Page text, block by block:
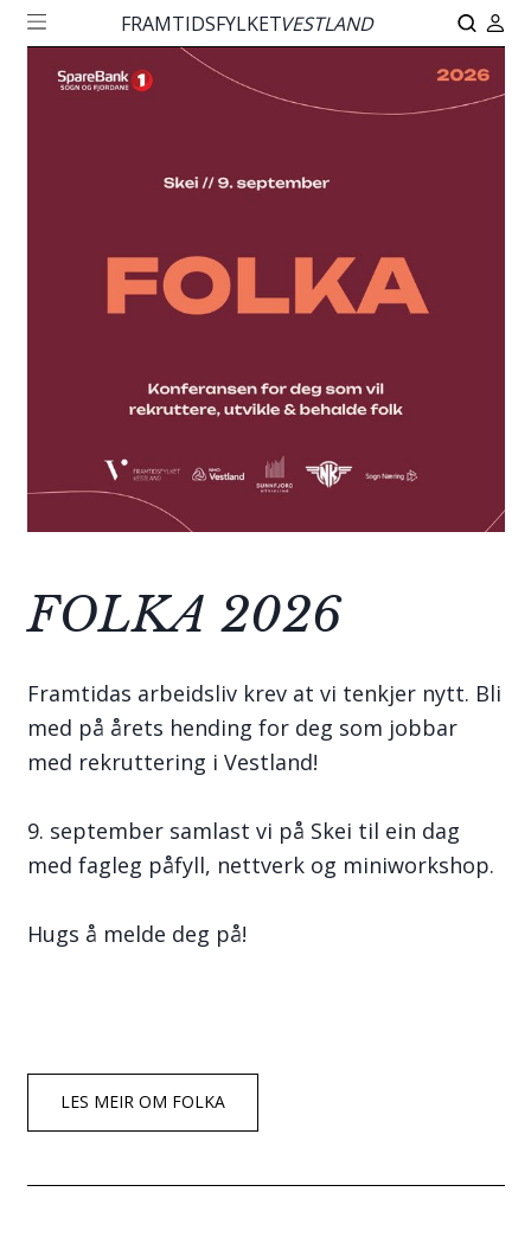
FRAMTIDSFYLKETVESTLAND
FOLKA 2026
Framtidas arbeidsliv krev at vi tenkjer nytt. Bli
med på årets hending for deg som jobbar
med rekruttering i Vestland!
9. september samlast vi på Skei til ein dag
med fagleg påfyll, nettverk og miniworkshop.
Hugs å melde deg på!
LES MEIR OM FOLKA